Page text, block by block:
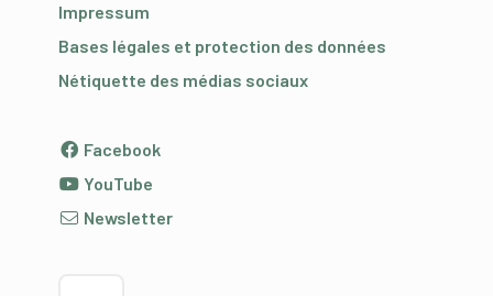
Impressum
Bases légales et protection des données
Nétiquette des médias sociaux
Facebook
YouTube
Newsletter